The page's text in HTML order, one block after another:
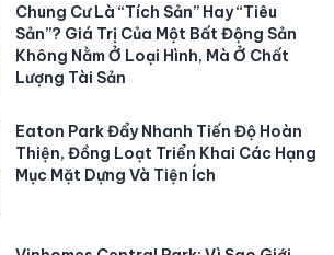
Chung Cư Là “Tích Sản” Hay “Tiêu
Sản”? Giá Trị Của Một Bất Động Sản
Không Nằm Ở Loại Hình, Mà Ở Chất
Lượng Tài Sản
Eaton Park Đẩy Nhanh Tiến Độ Hoàn
Thiện, Đồng Loạt Triển Khai Các Hạng
Mục Mặt Dựng Và Tiện Ích